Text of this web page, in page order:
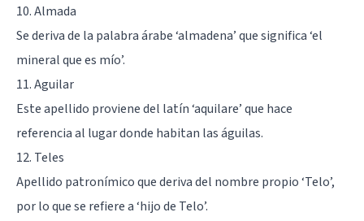
10. Almada
Se deriva de la palabra árabe ‘almadena’ que significa ‘el
mineral que es mío’.
11. Aguilar
Este apellido proviene del latín ‘aquilare’ que hace
referencia al lugar donde habitan las águilas.
12. Teles
Apellido patronímico que deriva del nombre propio ‘Telo’,
por lo que se refiere a ‘hijo de Telo’.